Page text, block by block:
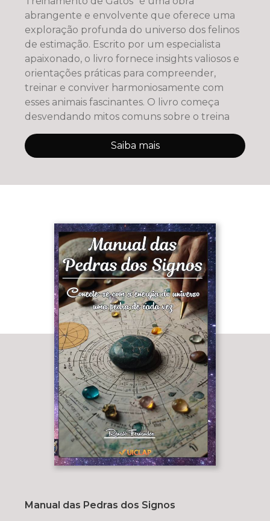
abrangente e envolvente que oferece uma
exploração profunda do universo dos felinos
de estimação. Escrito por um especialista
apaixonado, o livro fornece insights valiosos e
orientações práticas para compreender,
treinar e conviver harmoniosamente com
esses animais fascinantes. O livro começa
desvendando mitos comuns sobre o treina
Saiba mais
Manual das Pedras dos Signos